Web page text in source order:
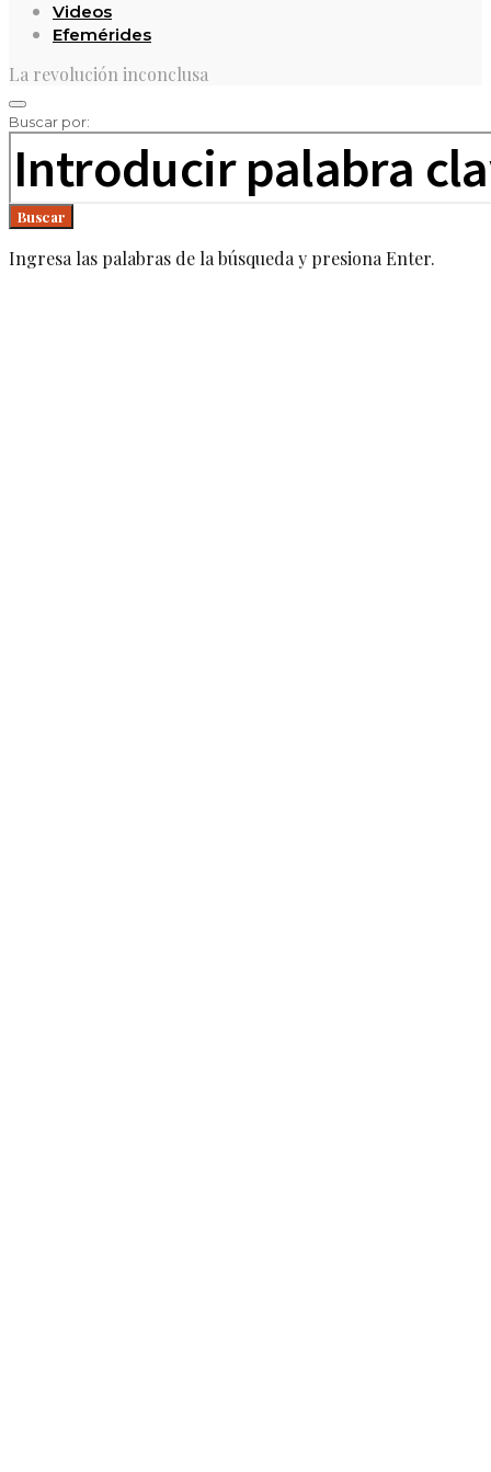
Videos
Efemérides
La revolución inconclusa
Buscar por:
Buscar
Ingresa las palabras de la búsqueda y presiona Enter.